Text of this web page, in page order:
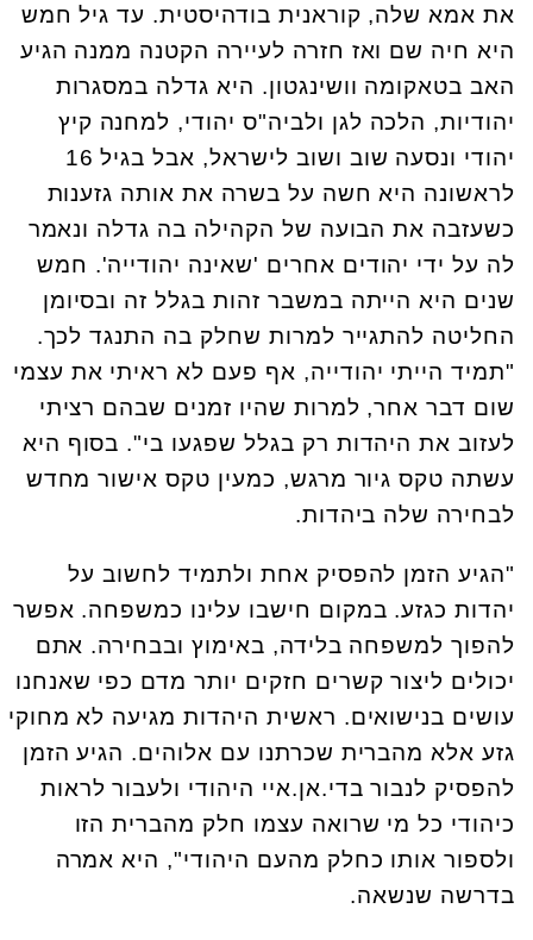
את אמא שלה, קוראנית בודהיסטית. עד גיל חמש
היא חיה שם ואז חזרה לעיירה הקטנה ממנה הגיע
האב בטאקומה וושינגטון. היא גדלה במסגרות
יהודיות, הלכה לגן ולביה"ס יהודי, למחנה קיץ
יהודי ונסעה שוב ושוב לישראל, אבל בגיל 16
לראשונה היא חשה על בשרה את אותה גזענות
כשעזבה את הבועה של הקהילה בה גדלה ונאמר
לה על ידי יהודים אחרים 'שאינה יהודייה'. חמש
שנים היא הייתה במשבר זהות בגלל זה ובסיומן
החליטה להתגייר למרות שחלק בה התנגד לכך.
"תמיד הייתי יהודייה, אף פעם לא ראיתי את עצמי
שום דבר אחר, למרות שהיו זמנים שבהם רציתי
לעזוב את היהדות רק בגלל שפגעו בי". בסוף היא
עשתה טקס גיור מרגש, כמעין טקס אישור מחדש
לבחירה שלה ביהדות.
"הגיע הזמן להפסיק אחת ולתמיד לחשוב על
יהדות כגזע. במקום חישבו עלינו כמשפחה. אפשר
להפוך למשפחה בלידה, באימוץ ובבחירה. אתם
יכולים ליצור קשרים חזקים יותר מדם כפי שאנחנו
עושים בנישואים. ראשית היהדות מגיעה לא מחוקי
גזע אלא מהברית שכרתנו עם אלוהים. הגיע הזמן
להפסיק לנבור בדי.אן.איי היהודי ולעבור לראות
כיהודי כל מי שרואה עצמו חלק מהברית הזו
ולספור אותו כחלק מהעם היהודי", היא אמרה
בדרשה שנשאה.